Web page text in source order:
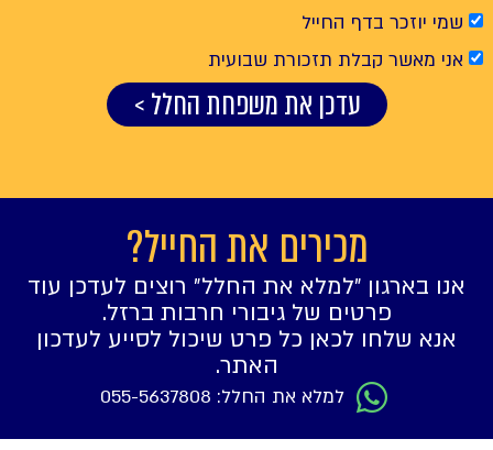
שמי יוזכר בדף החייל
אני מאשר קבלת תזכורת שבועית
עדכן את משפחת החלל >
מכירים את החייל?
אנו בארגון ״למלא את החלל״ רוצים לעדכן עוד
פרטים של גיבורי חרבות ברזל.
אנא שלחו לכאן כל פרט שיכול לסייע לעדכון
האתר.
למלא את החלל: 055-5637808